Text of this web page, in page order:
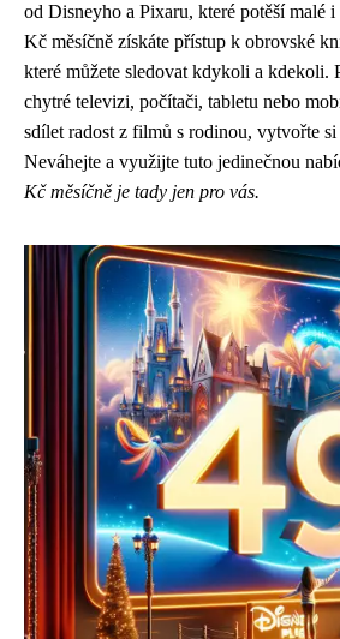
od Disneyho a Pixaru, které potěší malé
Kč měsíčně získáte přístup k obrovské
které můžete sledovat kdykoli a kdekoli.
chytré televizi, počítači, tabletu nebo
sdílet radost z filmů s rodinou, vytvořte
Neváhejte a využijte tuto jedinečnou
Kč měsíčně je tady jen pro vás.